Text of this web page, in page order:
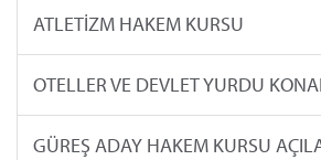
ATLETİZM HAKEM KURSU
OTELLER VE DEVLET YURDU
GÜREŞ ADAY HAKEM KURSU